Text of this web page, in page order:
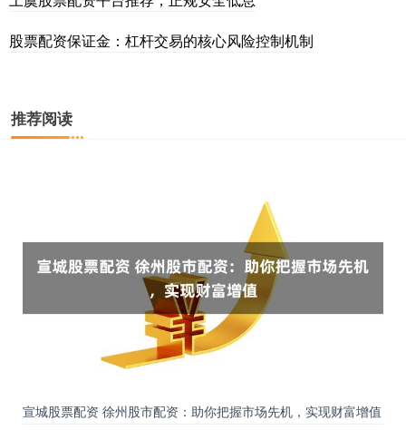
股票配资保证金：杠杆交易的核心风险控制机制
推荐阅读
宣城股票配资 徐州股市配资：助你把握市场先机，实现财富增值